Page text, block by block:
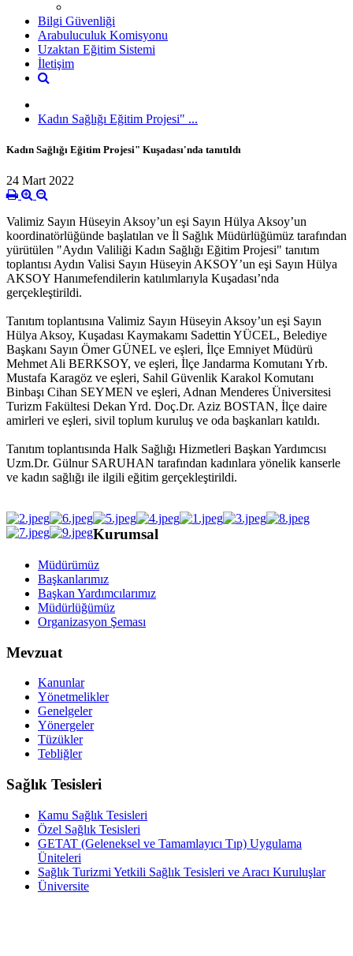
Bilgi Güvenliği
Arabuluculuk Komisyonu
Uzaktan Eğitim Sistemi
İletişim
Kadın Sağlığı Eğitim Projesi" ...
Kadın Sağlığı Eğitim Projesi" Kuşadası'nda tanıtıldı
24 Mart 2022
Valimiz Sayın Hüseyin Aksoy’un eşi Sayın Hülya Aksoy’un
koordinatörlüğünde başlatılan ve İl Sağlık Müdürlüğümüz tarafından
yürütülen "Aydın Valiliği Kadın Sağlığı Eğitim Projesi" tanıtım
toplantısı Aydın Valisi Sayın Hüseyin AKSOY’un eşi Sayın Hülya
AKSOY Hanımefendilerin katılımlarıyla Kuşadası’nda
gerçekleştirildi.
Tanıtım toplantısına Valimiz Sayın Hüseyin Aksoy’un eşi Sayın
Hülya Aksoy, Kuşadası Kaymakamı Sadettin YÜCEL, Belediye
Başkanı Sayın Ömer GÜNEL ve eşleri, İlçe Emniyet Müdürü
Mehmet Ali BERKSOY, ve eşleri, İlçe Jandarma Komutanı Yrb.
Mustafa Karagöz ve eşleri, Sahil Güvenlik Karakol Komutanı
Binbaşı Cihan SEYMEN ve eşleri, Adnan Menderes Üniversitesi
Turizm Fakültesi Dekan Yrd. Doç.Dr. Aziz BOSTAN, İlçe daire
amirleri ve eşleri, sivil toplum kuruluş ve oda başkanları katıldı.
Tanıtım toplantısında Halk Sağlığı Hizmetleri Başkan Yardımcısı
Uzm.Dr. Gülnur SARUHAN tarafından kadınlara yönelik kanserle
ve kadın sağlığı ile ilgili eğitim gerçekleştirildi.
Kurumsal
Müdürümüz
Başkanlarımız
Başkan Yardımcılarımız
Müdürlüğümüz
Organizasyon Şeması
Mevzuat
Kanunlar
Yönetmelikler
Genelgeler
Yönergeler
Tüzükler
Tebliğler
Sağlık Tesisleri
Kamu Sağlık Tesisleri
Özel Sağlık Tesisleri
GETAT (Geleneksel ve Tamamlayıcı Tıp) Uygulama
Üniteleri
Sağlık Turizmi Yetkili Sağlık Tesisleri ve Aracı Kuruluşlar
Üniversite